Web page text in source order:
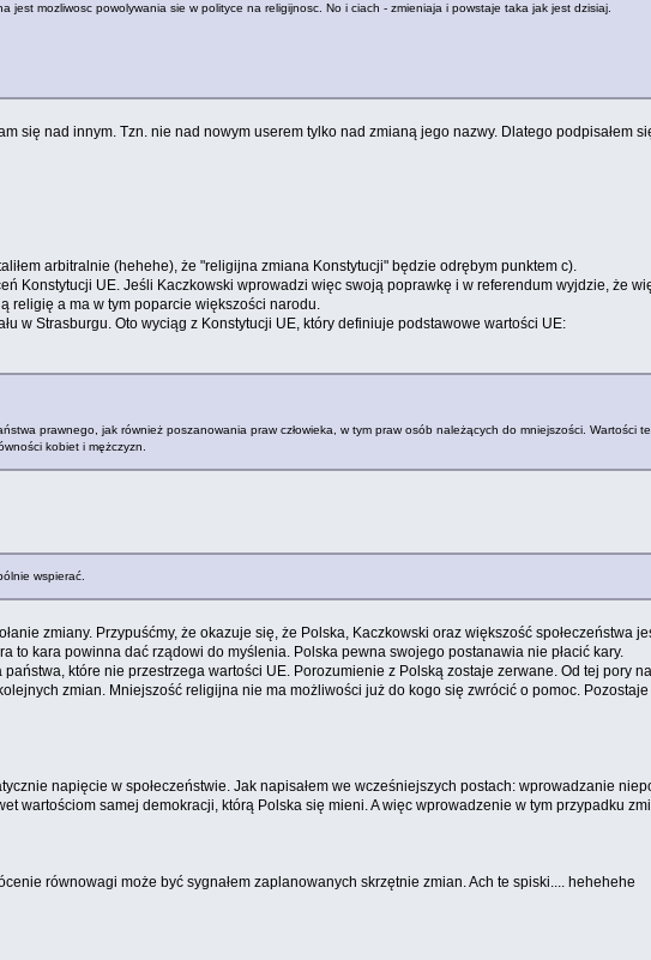
mozliwosc powolywania sie w polityce na religijnosc. No i ciach - zmieniaja i powstaje taka jak jest dzisiaj.
się nad innym. Tzn. nie nad nowym userem tylko nad zmianą jego nazwy. Dlatego podpisałem
arbitralnie (hehehe), że "religijna zmiana Konstytucji" będzie odrębym punktem c).
Konstytucji UE. Jeśli Kaczkowski wprowadzi więc swoją poprawkę i w referendum wyjdzie, że
religię a ma w tym poparcie większości narodu.
w Strasburgu. Oto wyciąg z Konstytucji UE, który definiuje podstawowe wartości UE:
prawnego, jak również poszanowania praw człowieka, w tym praw osób należących do mniejszości. Wartości
kobiet i mężczyzn.
wspierać.
zmiany. Przypuśćmy, że okazuje się, że Polska, Kaczkowski oraz większość społeczeństwa
to kara powinna dać rządowi do myślenia. Polska pewna swojego postanawia nie płacić kary.
które nie przestrzega wartości UE. Porozumienie z Polską zostaje zerwane. Od tej pory
zmian. Mniejszość religijna nie ma możliwości już do kogo się zwrócić o pomoc.
napięcie w społeczeństwie. Jak napisałem we wcześniejszych postach: wprowadzanie
wartościom samej demokracji, którą Polska się mieni. A więc wprowadzenie w tym przypadku
równowagi może być sygnałem zaplanowanych skrzętnie zmian. Ach te spiski.... hehehehe